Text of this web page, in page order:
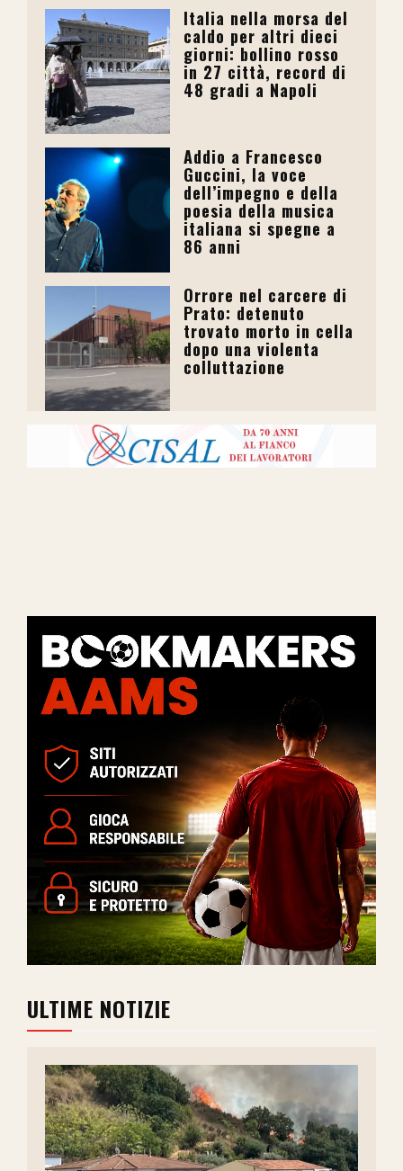
Italia nella morsa del
caldo per altri dieci
giorni: bollino rosso
in 27 città, record di
48 gradi a Napoli
Addio a Francesco
Guccini, la voce
dell’impegno e della
poesia della musica
italiana si spegne a
86 anni
Orrore nel carcere di
Prato: detenuto
trovato morto in cella
dopo una violenta
colluttazione
ULTIME NOTIZIE